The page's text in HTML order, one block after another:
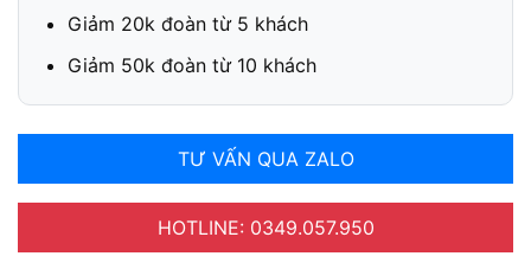
Giảm 20k đoàn từ 5 khách
Giảm 50k đoàn từ 10 khách
TƯ VẤN QUA ZALO
HOTLINE: 0349.057.950